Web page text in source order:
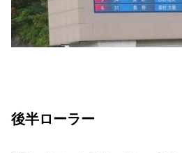
後半ローラー